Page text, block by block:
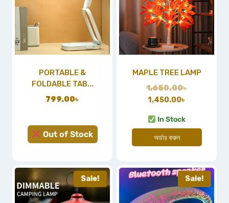
PORTABLE &
FOLDABLE TAB...
799.00৳
Out of Stock
MAPLE TREE LAMP
1,650.00৳
1,450.00৳
In Stock
অর্ডার করুন
Sale! Sale!